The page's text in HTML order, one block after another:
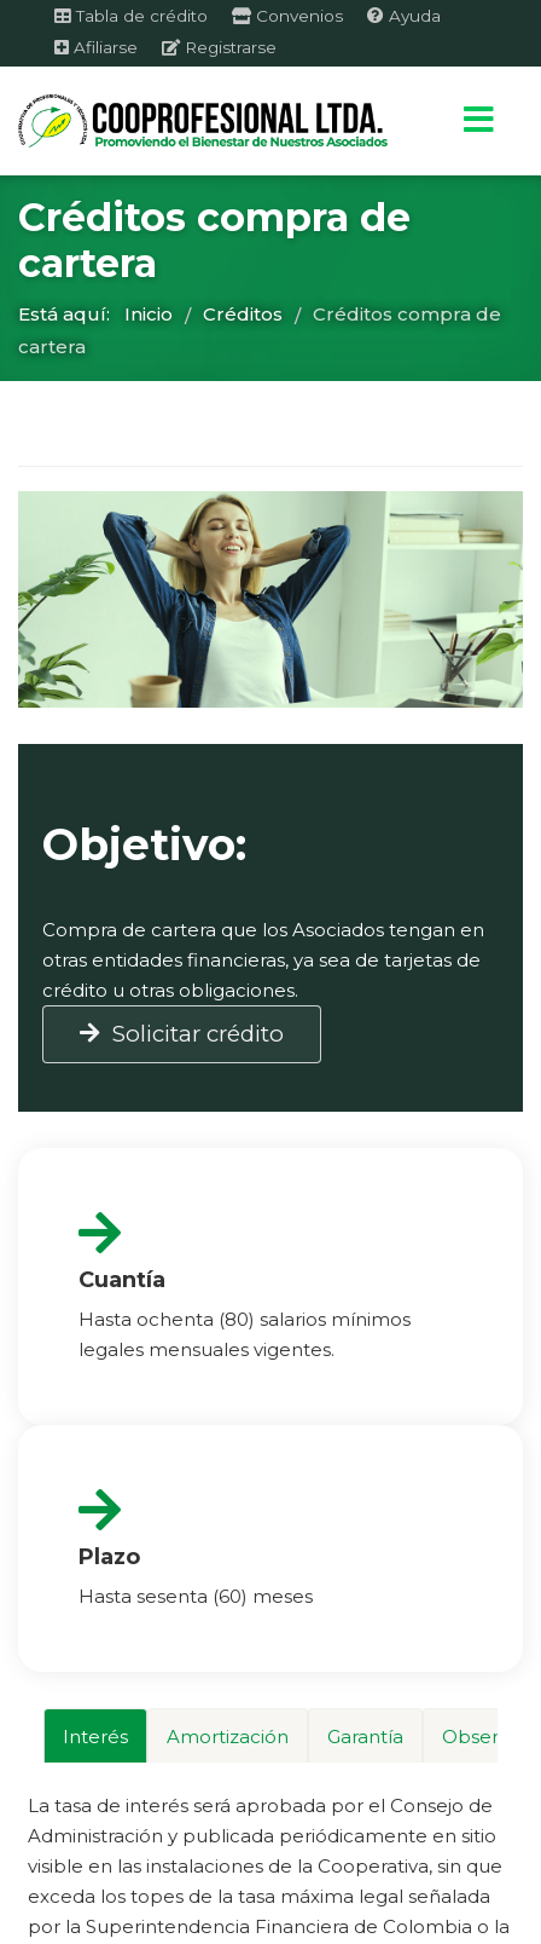
Tabla de crédito Convenios
Ayuda
Afiliarse
Registrarse
Créditos compra de
cartera
Está aquí: Inicio / Créditos / Créditos compra de
cartera
Objetivo:
Compra de cartera que los Asociados tengan en
otras entidades financieras, ya sea de tarjetas de
crédito u otras obligaciones.
Solicitar crédito
Cuantía
Hasta ochenta (80) salarios mínimos
legales mensuales vigentes.
Plazo
Hasta sesenta (60) meses
Interés Amortización Garantía
La tasa de interés será aprobada por el Consejo de
Administración y publicada periódicamente en sitio
visible en las instalaciones de la Cooperativa, sin que
exceda los topes de la tasa máxima legal señalada
por la Superintendencia Financiera de Colombia o la